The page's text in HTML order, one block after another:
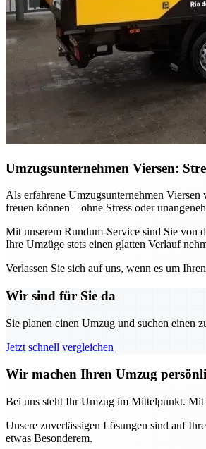
Umzugsunternehmen Viersen:
Als erfahrene Umzugsunternehmen
freuen können – ohne Stress oder
Mit unserem Rundum-Service sind Sie von
Ihre Umzüge stets einen glatten Verlauf
Verlassen Sie sich auf uns, wenn es um
Wir sind für Sie da
Sie planen einen Umzug und suchen einen
Jetzt schnell vergleichen
Wir machen Ihren Umzug
Bei uns steht Ihr Umzug im Mittelpunkt. Mit
Unsere zuverlässigen Lösungen sind auf
etwas Besonderem.